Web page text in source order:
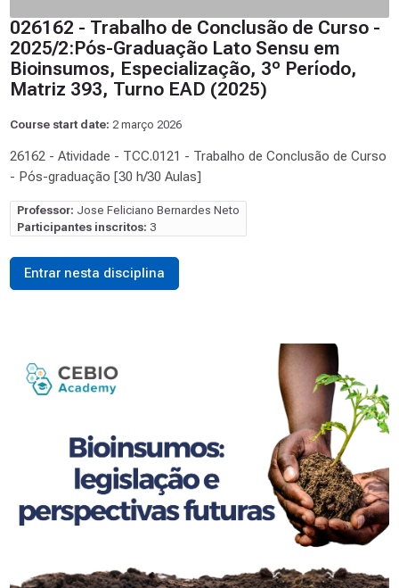
026162 - Trabalho de Conclusão de Curso -
2025/2:Pós-Graduação Lato Sensu em
Bioinsumos, Especialização, 3º Período,
Matriz 393, Turno EAD (2025)
Course start date: 2 março 2026
26162 - Atividade - TCC.0121 - Trabalho de Conclusão de Curso
- Pós-graduação [30 h/30 Aulas]
Professor: Jose Feliciano Bernardes Neto
Participantes inscritos: 3
Entrar nesta disciplina